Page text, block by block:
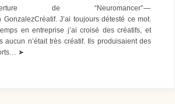
de “Neuromancer” —
GonzalezCréatif. J’ai toujours détesté ce mot.
en entreprise j’ai croisé des créatifs, et
aucun n’était très créatif. Ils produisaient des
➤